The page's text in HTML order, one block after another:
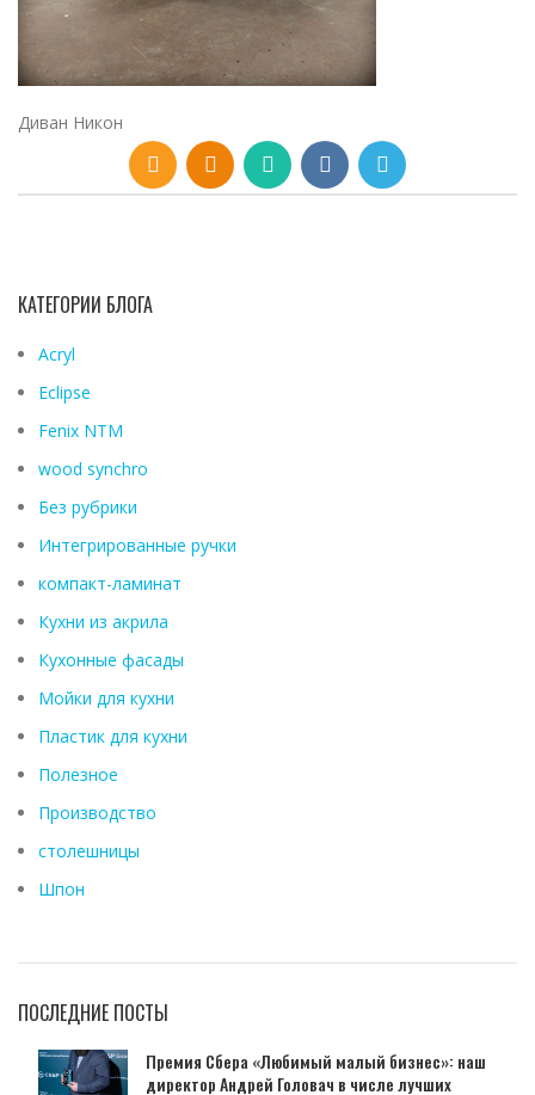
Диван Никон
КАТЕГОРИИ БЛОГА
Acryl
Eclipse
Fenix ​​NTM
wood synchro
Без рубрики
Интегрированные ручки
компакт-ламинат
Кухни из акрила
Кухонные фасады
Мойки для кухни
Пластик для кухни
Полезное
Производство
столешницы
Шпон
ПОСЛЕДНИЕ ПОСТЫ
Премия Сбера «Любимый малый бизнес»: наш
директор Андрей Головач в числе лучших